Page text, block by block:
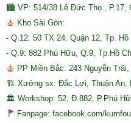
🏙 VP: 514/38 Lê Đức Thọ , P.17,
Kho Sài Gòn:
- Q.12: 50 TX 24, Quận 12, Tp. Hồ
- Q.9: 882 Phú Hữu, Q.9, Tp.Hồ
PP Miền Bắc: 243 Nguyễn
🏗 Xưởng sx: Đắc Lợi, Thuận An,
🏛 Workshop: 52, Đ.882, P.Phú
Fanpage: facebook.com/